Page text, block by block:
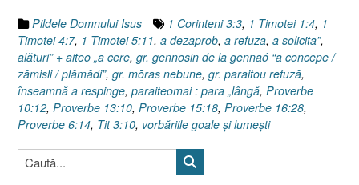
nepotrivit
(2
2:23)”
Pildele Domnului Isus 1 Corinteni 3:3, 1 Timotei 1:4, 1
Timotei 4:7, 1 Timotei 5:11, a dezaprob, a refuza, a solicita”,
alături” + aiteo „a cere, gr. gennōsin de la gennaó “a concepe /
zămisli / plămădi”, gr. mōras nebune, gr. paraitou refuză,
înseamnă a respinge, paraiteomai : para „lângă, Proverbe
10:12, Proverbe 13:10, Proverbe 15:18, Proverbe 16:28,
Proverbe 6:14, Tit 3:10, vorbăriile goale şi lumeşti